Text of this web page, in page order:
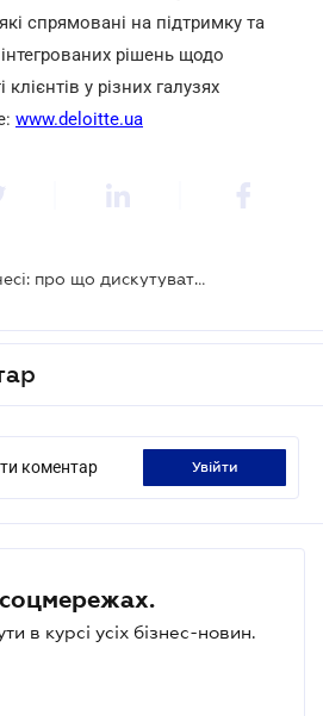
спрямовані на підтримку та
рішень щодо
у різних галузях
www.deloitte.ua
Відповідальність у бізнесі: про що дискутуватимуть топменеджери на VII Форумі «Диригенти змін»
коментар увійти
в курсі усіх бізнес-новин.